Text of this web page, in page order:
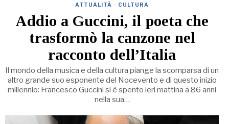
ATTUALITÀ · CULTURA
Addio a Guccini, il poeta che
trasformò la canzone nel
racconto dell’Italia
Il mondo della musica e della cultura piange la scomparsa di un
altro grande suo esponente del Nocevento e di questo inizio
millennio: Francesco Guccini si è spento ieri mattina a 86 anni
nella sua…